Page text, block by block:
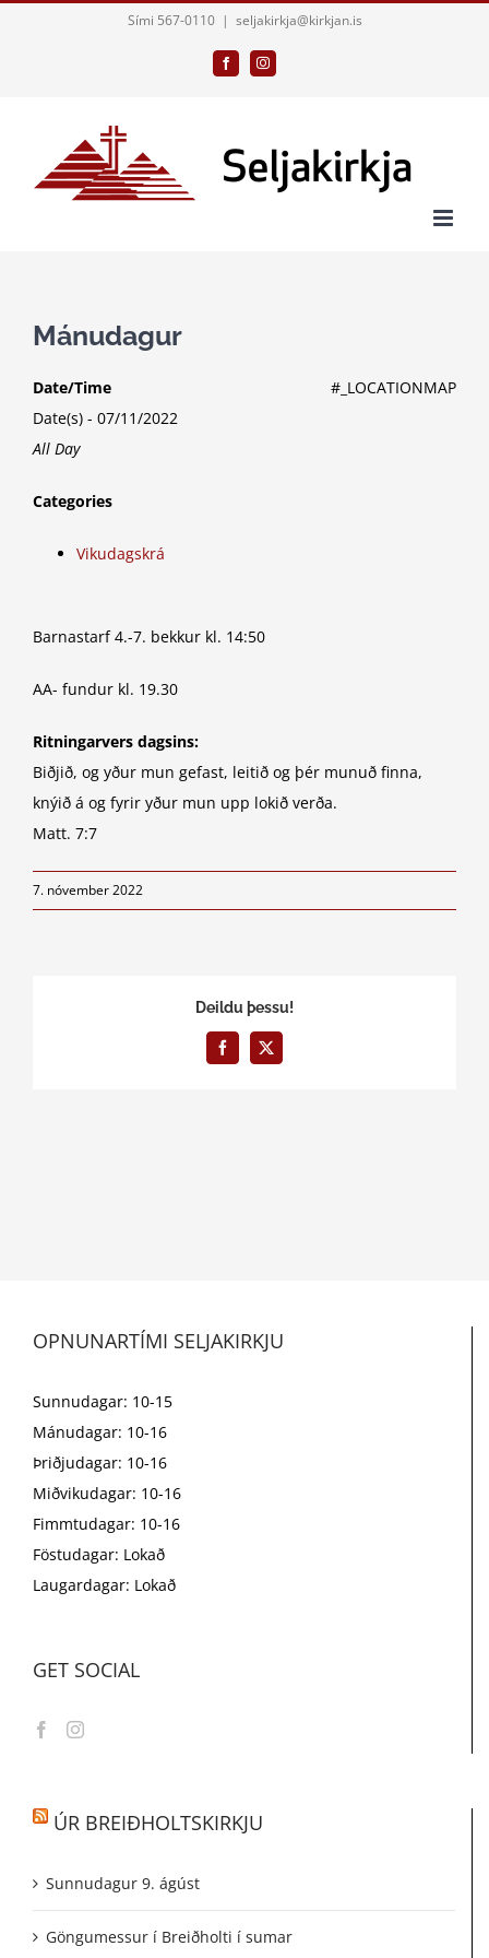
Sími 567-0110 | seljakirkja@kirkjan.is
FacebookInstagram
Mánudagur
#_LOCATIONMAP
Date/Time
Date(s) - 07/11/2022
All Day
Categories
Vikudagskrá
Barnastarf 4.-7. bekkur kl. 14:50
AA- fundur kl. 19.30
Ritningarvers dagsins:
Biðjið, og yður mun gefast, leitið og þér munuð finna,
knýið á og fyrir yður mun upp lokið verða.
Matt. 7:7
7. nóvember 2022
Deildu þessu!
Facebook
X
OPNUNARTÍMI SELJAKIRKJU
Sunnudagar: 10-15
Mánudagar: 10-16
Þriðjudagar: 10-16
Miðvikudagar: 10-16
Fimmtudagar: 10-16
Föstudagar: Lokað
Laugardagar: Lokað
GET SOCIAL
ÚR BREIÐHOLTSKIRKJU
Sunnudagur 9. ágúst
Göngumessur í Breiðholti í sumar